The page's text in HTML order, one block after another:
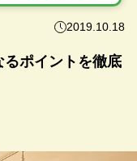
2019.10.18
ポイントを徹底